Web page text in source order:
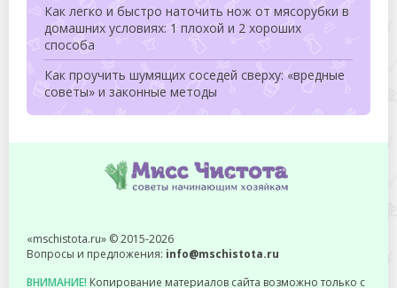
Как легко и быстро наточить нож от мясорубки в
домашних условиях: 1 плохой и 2 хороших
способа
Как проучить шумящих соседей сверху: «вредные
советы» и законные методы
«mschistota.ru» © 2015-2026
Вопросы и предложения: info@mschistota.ru
ВНИМАНИЕ! Копирование материалов сайта возможно только с